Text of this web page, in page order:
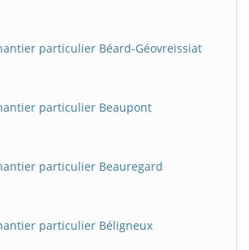
particulier Béard-Géovreissiat
particulier Beaupont
particulier Beauregard
particulier Béligneux